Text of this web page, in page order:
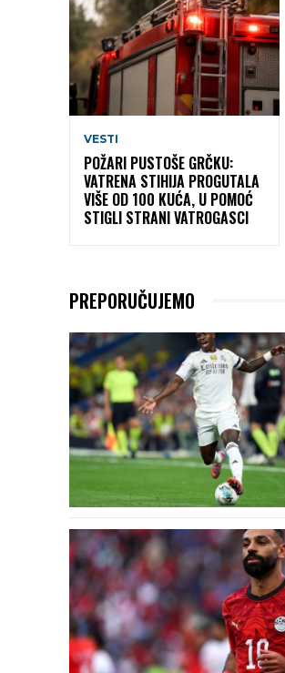
VESTI
POŽARI PUSTOŠE GRČKU:
VATRENA STIHIJA PROGUTALA
VIŠE OD 100 KUĆA, U POMOĆ
STIGLI STRANI VATROGASCI
PREPORUČUJEMO